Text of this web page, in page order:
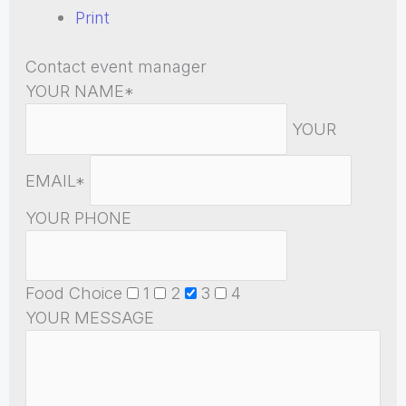
Print
Contact event manager
YOUR NAME*
YOUR
EMAIL*
YOUR PHONE
Food Choice 1 2 3
4
YOUR MESSAGE